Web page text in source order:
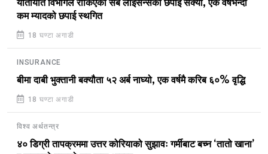
यातायात विभागले रोकिएका सबै लाइसेन्सको छपाइ सक्यो, एक वर्षभन्दा
कम म्यादको छपाई स्थगित
18 घण्टा अगाडी
INSURANCE
बीमा दाबी भुक्तानी बक्यौता ५२ अर्ब नाघ्यो, एक वर्षमै करिब ६०% वृद्धि
18 घण्टा अगाडी
विश्व अर्थतन्त्र
४० डिग्री तापक्रममा उत्तर कोरियाको सुझावः गर्मीबाट बच्न ‘तातो खाना’